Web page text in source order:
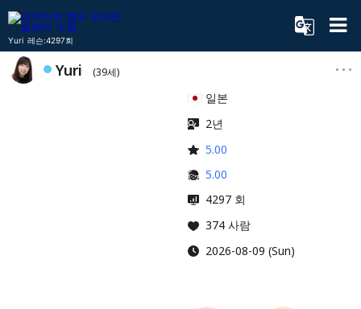
Yuri 레슨:4297회
Yuri (39세)
일본
2년
5.00
5.00
4297 회
374 사람
2026-08-09 (Sun)